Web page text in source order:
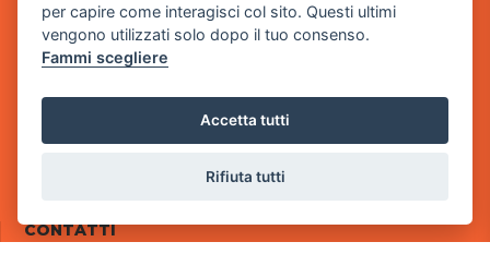
Sede Legale
via Villaggio dei Platani, 3
- 25014 Castenedolo, Brescia
Sede Operativa
via Industriale, 2 - 25082 Botticino, BS
Partita iva 03308130982
CONTATTI
per capire come interagisci col sito. Questi ultimi
vengono utilizzati solo dopo il tuo consenso.
Fammi scegliere
Accetta tutti
Rifiuta tutti